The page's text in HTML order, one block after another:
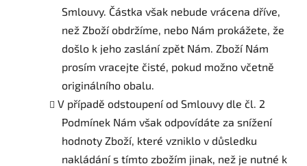
Smlouvy. Částka však nebude vrácena dříve,
než Zboží obdržíme, nebo Nám prokážete, že
došlo k jeho zaslání zpět Nám. Zboží Nám
prosím vracejte čisté, pokud možno včetně
originálního obalu.
V případě odstoupení od Smlouvy dle čl. 2
Podmínek Nám však odpovídáte za snížení
hodnoty Zboží, které vzniklo v důsledku
nakládání s tímto zbožím jinak, než je nutné k